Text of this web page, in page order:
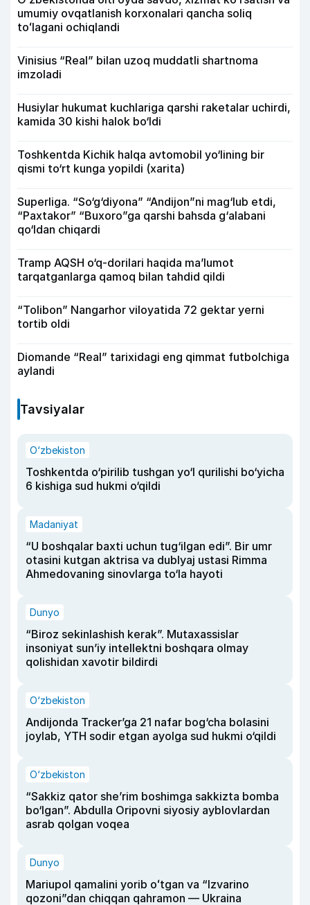
umumiy ovqatlanish korxonalari qancha soliq
toʻlagani ochiqlandi
Vinisius “Real” bilan uzoq muddatli shartnoma
imzoladi
Husiylar hukumat kuchlariga qarshi raketalar uchirdi,
kamida 30 kishi halok bo‘ldi
Toshkentda Kichik halqa avtomobil yo‘lining bir
qismi to‘rt kunga yopildi (xarita)
Superliga. “So‘g‘diyona” “Andijon”ni mag‘lub etdi,
“Paxtakor” “Buxoro”ga qarshi bahsda g‘alabani
qo‘ldan chiqardi
Tramp AQSH o‘q-dorilari haqida ma’lumot
tarqatganlarga qamoq bilan tahdid qildi
“Tolibon” Nangarhor viloyatida 72 gektar yerni
tortib oldi
Diomande “Real” tarixidagi eng qimmat futbolchiga
aylandi
Tavsiyalar
O‘zbekiston
Toshkentda o‘pirilib tushgan yo‘l qurilishi bo‘yicha
6 kishiga sud hukmi o‘qildi
Madaniyat
“U boshqalar baxti uchun tug‘ilgan edi”. Bir umr
otasini kutgan aktrisa va dublyaj ustasi Rimma
Ahmedovaning sinovlarga to‘la hayoti
Dunyo
“Biroz sekinlashish kerak”. Mutaxassislar
insoniyat sun’iy intellektni boshqara olmay
qolishidan xavotir bildirdi
O‘zbekiston
Andijonda Tracker’ga 21 nafar bog‘cha bolasini
joylab, YTH sodir etgan ayolga sud hukmi o‘qildi
O‘zbekiston
“Sakkiz qator she’rim boshimga sakkizta bomba
bo‘lgan”. Abdulla Oripovni siyosiy ayblovlardan
asrab qolgan voqea
Dunyo
Mariupol qamalini yorib oʻtgan va “Izvarino
qozoni”dan chiqqan qahramon — Ukraina